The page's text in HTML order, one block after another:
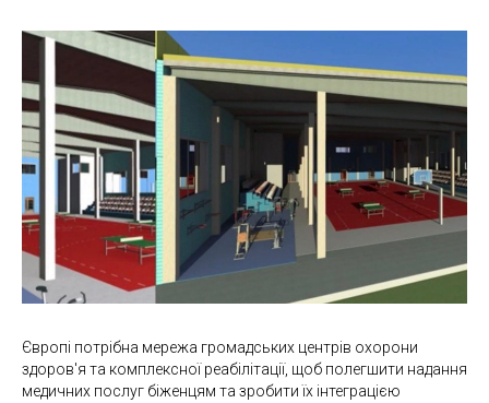
Європі потрібна мережа громадських центрів охорони
здоров'я та комплексної реабілітації, щоб полегшити надання
медичних послуг біженцям та зробити їх інтеграцією